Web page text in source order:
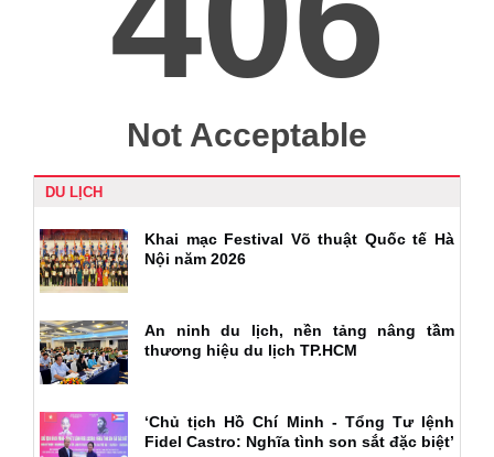
DU LỊCH
Khai mạc Festival Võ thuật Quốc tế Hà
Nội năm 2026
An ninh du lịch, nền tảng nâng tầm
thương hiệu du lịch TP.HCM
‘Chủ tịch Hồ Chí Minh - Tổng Tư lệnh
Fidel Castro: Nghĩa tình son sắt đặc biệt’